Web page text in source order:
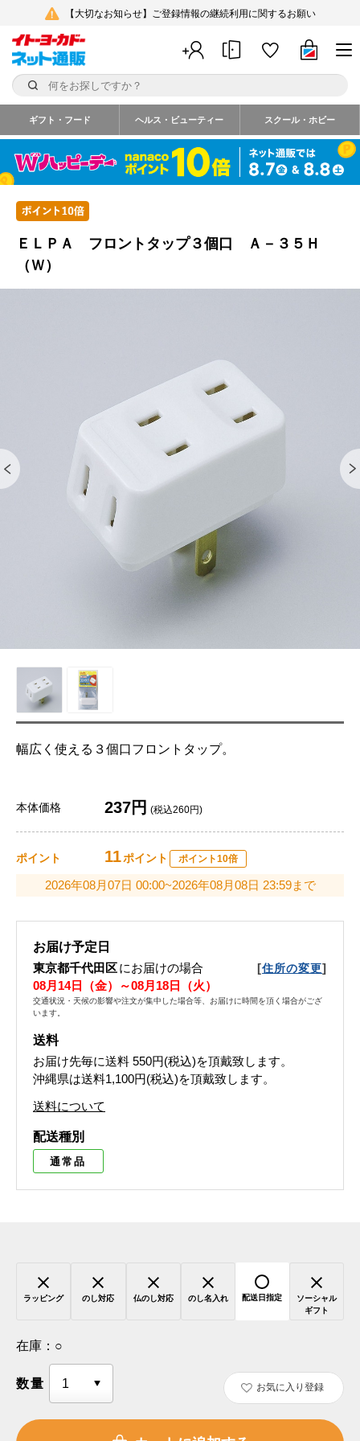
【大切なお知らせ】ご登録情報の継続利用に関するお願い
ギフト・フード ヘルス・ビューティー スクール・ホビー
ＥＬＰＡ フロントタップ３個口 Ａ－３５Ｈ
（Ｗ）
幅広く使える３個口フロントタップ。
本体価格 237円 (税込260円)
ポイント 11ポイント ポイント10倍
2026年08月07日 00:00~2026年08月08日 23:59まで
お届け予定日
東京都千代田区にお届けの場合 [住所の変更]
08月14日（金）～08月18日（火）
交通状況・天候の影響や注文が集中した場合等、お届けに時間を頂く場合がござ
います。
送料
お届け先毎に送料 550円(税込)を頂戴致します。
沖縄県は送料1,100円(税込)を頂戴致します。
送料について
配送種別
通常品
ラッピング のし対応 仏のし対応 のし名入れ 配送日指定
ソーシャル
ギフト
在庫： ○
数量 お気に入り登録